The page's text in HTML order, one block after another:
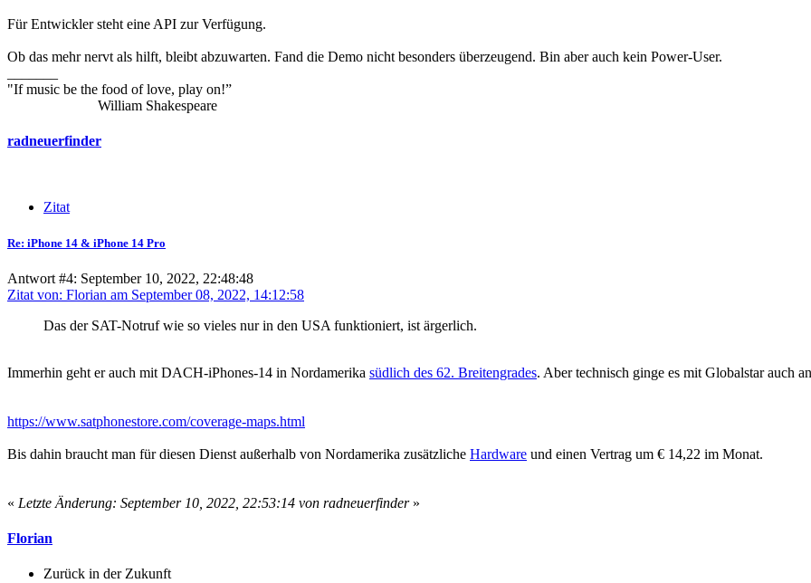
Für Entwickler steht eine API zur Verfügung.
Ob das mehr nervt als hilft, bleibt abzuwarten. Fand die Demo nicht besonders überzeugend. Bin aber auch kein Power-User.
"If music be the food of love, play on!”
William Shakespeare
radneuerfinder
Zitat
Re: iPhone 14 & iPhone 14 Pro
Antwort #4: September 10, 2022, 22:48:48
Zitat von: Florian am September 08, 2022, 14:12:58
Das der SAT-Notruf wie so vieles nur in den USA funktioniert, ist ärgerlich.
Immerhin geht er auch mit DACH-iPhones-14 in Nordamerika südlich des 62. Breitengrades. Aber technisch ginge es mit Globalstar auch
https://www.satphonestore.com/coverage-maps.html
Bis dahin braucht man für diesen Dienst außerhalb von Nordamerika zusätzliche Hardware und einen Vertrag um € 14,22 im Monat.
« Letzte Änderung: September 10, 2022, 22:53:14 von radneuerfinder»
Florian
Zurück in der Zukunft